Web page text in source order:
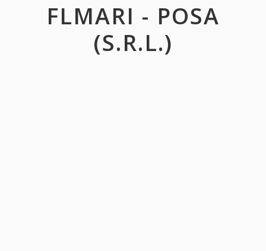
FLMARI - POSA
(S.R.L.)